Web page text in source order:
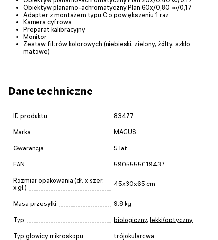
Obiektyw planarno-achromatyczny Plan 60х/0,80 ∞/0,17
Adapter z montażem typu C o powiększeniu 1 raz
Kamera cyfrowa
Preparat kalibracyjny
Monitor
Zestaw filtrów kolorowych (niebieski, zielony, żółty, szkło
matowe)
Dane techniczne
ID produktu 83477
Marka MAGUS
Gwarancja 5 lat
EAN 5905555019437
Rozmiar opakowania (dł. x szer.
x gł.)
45x30x65 cm
Masa przesyłki 9.8 kg
Typ biologiczny, lekki/optyczny
Typ głowicy mikroskopu trójokularowa